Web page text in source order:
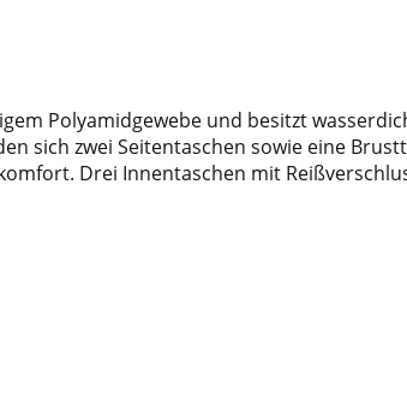
Polyamidgewebe und besitzt
sich zwei Seitentaschen sowie eine
Drei Innentaschen mit